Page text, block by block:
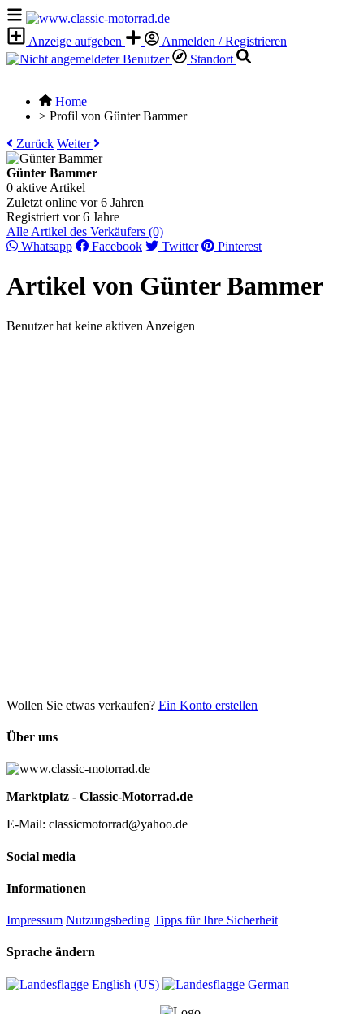
Anzeige aufgeben
Anmelden / Registrieren
Standort
Home
> Profil von Günter Bammer
Zurück Weiter
Günter Bammer
0 aktive Artikel
Zuletzt online vor 6 Jahren
Registriert vor 6 Jahre
Alle Artikel des Verkäufers (0)
Whatsapp
Facebook Twitter Pinterest
Artikel von Günter Bammer
Benutzer hat keine aktiven Anzeigen
Wollen Sie etwas verkaufen? Ein Konto erstellen
Über uns
Marktplatz - Classic-Motorrad.de
E-Mail: classicmotorrad@yahoo.de
Social media
Informationen
Impressum Nutzungsbeding Tipps für Ihre Sicherheit
Sprache ändern
English (US)‎ German‎